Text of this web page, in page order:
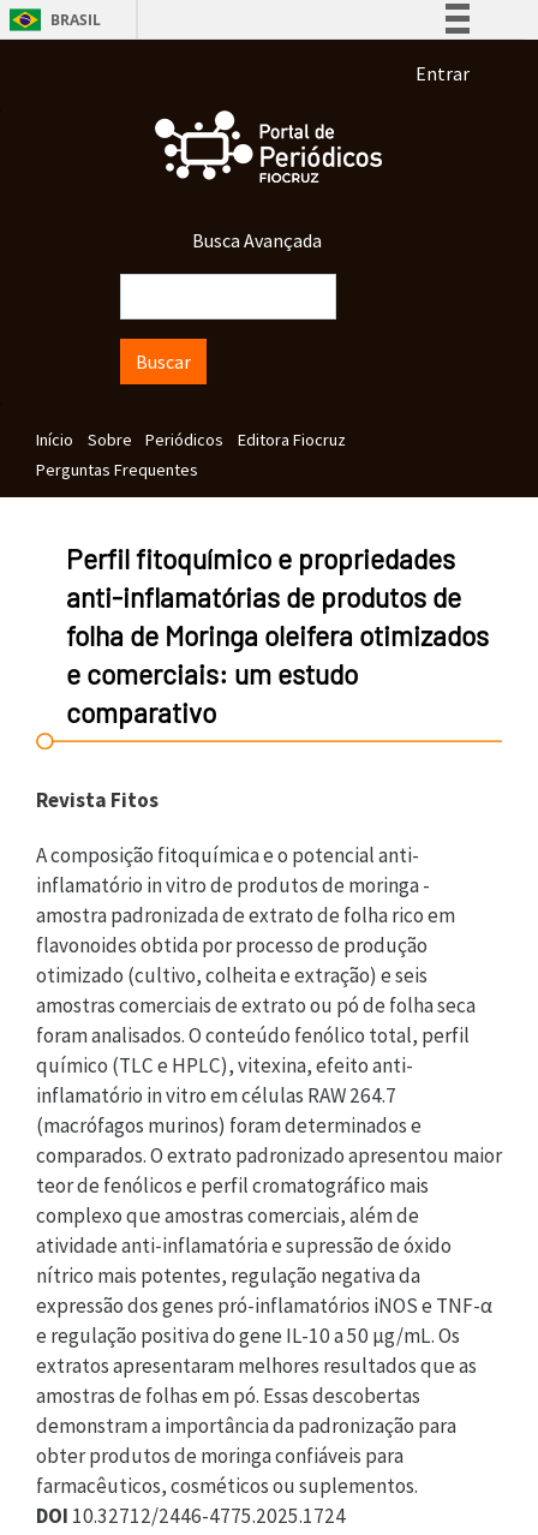
Pular para o conteúdo principal
BRASIL
Participe
Acesso à informação
Menu de
Entrar
Busca Avançada
Navegação principal
Início Sobre Periódicos
Editora Fiocruz
Perguntas Frequentes
Perfil fitoquímico e propriedades
anti-inflamatórias de produtos de
folha de Moringa oleifera otimizados
e comerciais: um estudo
comparativo
Revista Fitos
A composição fitoquímica e o potencial anti-
inflamatório in vitro de produtos de moringa -
amostra padronizada de extrato de folha rico em
flavonoides obtida por processo de produção
otimizado (cultivo, colheita e extração) e seis
amostras comerciais de extrato ou pó de folha seca
foram analisados. O conteúdo fenólico total, perfil
químico (TLC e HPLC), vitexina, efeito anti-
inflamatório in vitro em células RAW 264.7
(macrófagos murinos) foram determinados e
comparados. O extrato padronizado apresentou maior
teor de fenólicos e perfil cromatográfico mais
complexo que amostras comerciais, além de
atividade anti-inflamatória e supressão de óxido
nítrico mais potentes, regulação negativa da
expressão dos genes pró-inflamatórios iNOS e TNF-α
e regulação positiva do gene IL-10 a 50 μg/mL. Os
extratos apresentaram melhores resultados que as
amostras de folhas em pó. Essas descobertas
demonstram a importância da padronização para
obter produtos de moringa confiáveis para
farmacêuticos, cosméticos ou suplementos.
DOI 10.32712/2446-4775.2025.1724